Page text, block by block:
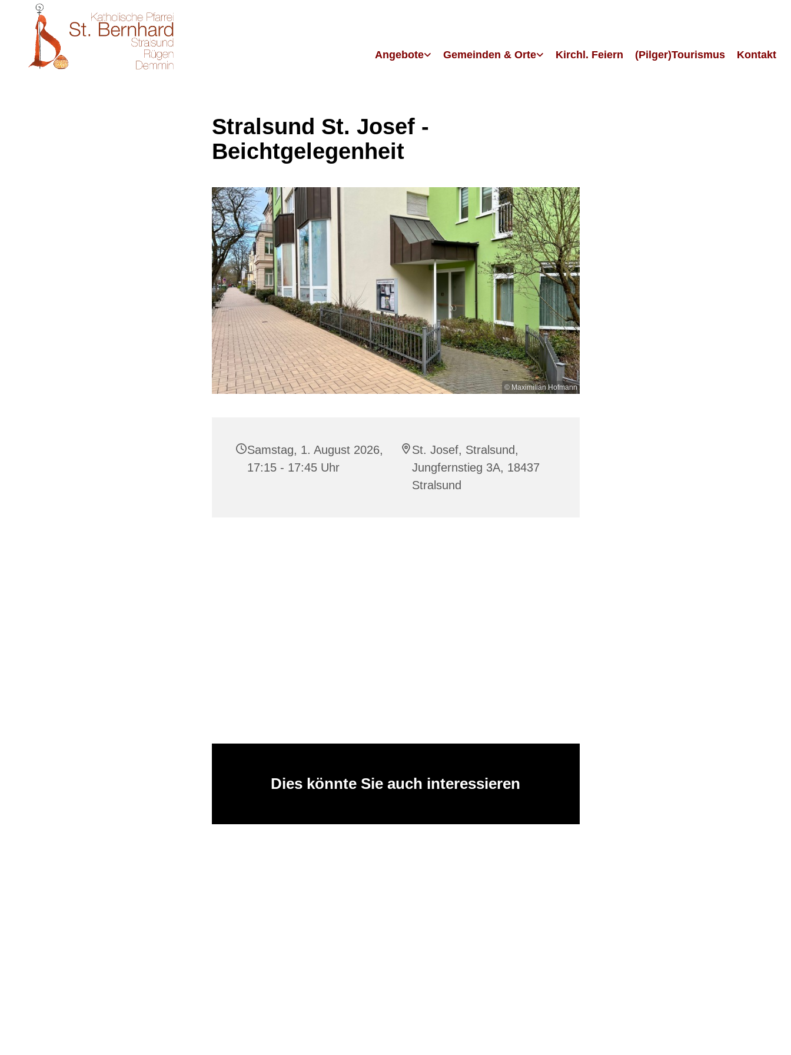
Angebote Gemeinden & Orte Kirchl. Feiern (Pilger)Tourismus Kontakt
Stralsund St. Josef -
Beichtgelegenheit
© Maximilian Hofmann
Samstag, 1. August 2026,
17:15 - 17:45 Uhr
St. Josef, Stralsund,
Jungfernstieg 3A, 18437
Stralsund
Dies könnte Sie auch interessieren